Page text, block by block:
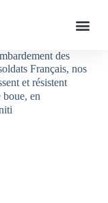
des
Français, nos
et résistent
en